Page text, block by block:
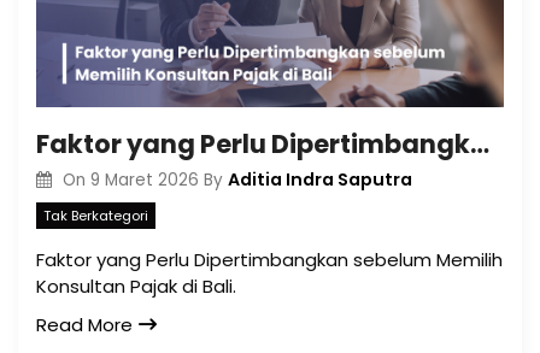
Faktor yang Perlu Dipertimbangkan sebelum Memilih Konsultan Pajak di Bali
On 9 Maret 2026 By Aditia Indra Saputra
Tak Berkategori
Faktor yang Perlu Dipertimbangkan sebelum Memilih
Konsultan Pajak di Bali.
Read More